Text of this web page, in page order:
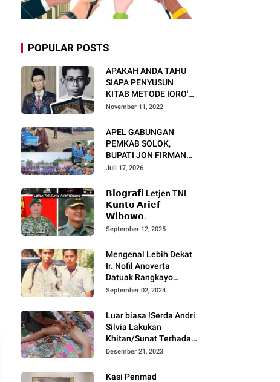
POPULAR POSTS
APAKAH ANDA TAHU
SIAPA PENYUSUN
KITAB METODE IQRO'?
INI BIOGRAFI KH. AS'AD
November 11, 2022
APEL GABUNGAN
PEMKAB SOLOK,
BUPATI JON FIRMAN
PANDU TEKANKAN ASN
DAN PELAYANAN
MASYARAKAT.
Juli 17, 2026
𝗕𝗶𝗼𝗴𝗿𝗮𝗳𝗶 Letjen TNI
𝗞𝘂𝗻𝘁𝗼 𝗔𝗿𝗶𝗲𝗳
𝗪𝗶𝗯𝗼𝘄𝗼.
September 12, 2025
Mengenal Lebih Dekat
Ir. Nofil Anoverta
Datuak Rangkayo
Batuah Cawako
September 02, 2024
Luar biasa !Serda Andri
Silvia Lakukan
Khitan/Sunat Terhadap
Anak Warga Binaannya
Desember 21, 2023
Kasi Penmad